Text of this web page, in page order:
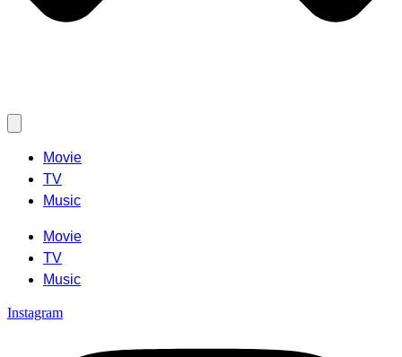
Movie
TV
Music
Movie
TV
Music
Instagram